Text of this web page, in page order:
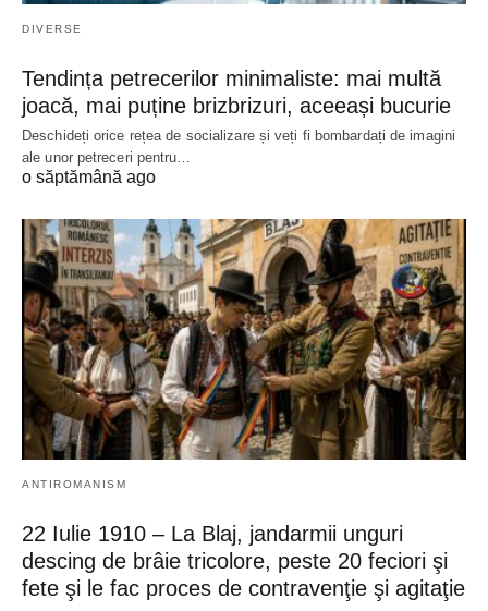
DIVERSE
Tendința petrecerilor minimaliste: mai multă
joacă, mai puține brizbrizuri, aceeași bucurie
Deschideți orice rețea de socializare și veți fi bombardați de imagini
ale unor petreceri pentru…
o săptămână ago
ANTIROMANISM
22 Iulie 1910 – La Blaj, jandarmii unguri
descing de brâie tricolore, peste 20 feciori şi
fete şi le fac proces de contravenţie şi agitaţie